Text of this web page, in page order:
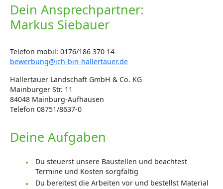
Dein Ansprechpartner:
Markus Siebauer
Telefon mobil: 0176/186 370 14
bewerbung@ich-bin-hallertauer.de
Hallertauer Landschaft GmbH & Co. KG
Mainburger Str. 11
84048 Mainburg-Aufhausen
Telefon 08751/8637-0
Deine Aufgaben
Du steuerst unsere Baustellen und beachtest
Termine und Kosten sorgfältig
Du bereitest die Arbeiten vor und bestellst Material